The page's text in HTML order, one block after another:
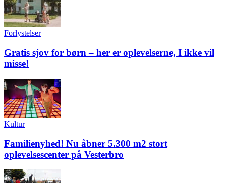
Forlystelser
Gratis sjov for børn – her er oplevelserne, I ikke vil
misse!
Kultur
Familienyhed! Nu åbner 5.300 m2 stort
oplevelsescenter på Vesterbro